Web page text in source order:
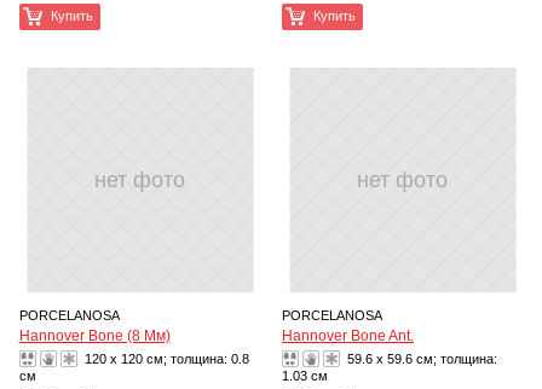
Купить Купить
нет фото
PORCELANOSA
Hannover Bone (8 Мм)
120 x 120 см; толщина: 0.8
см
нет фото
PORCELANOSA
Hannover Bone Ant.
59.6 x 59.6 см; толщина:
1.03 см